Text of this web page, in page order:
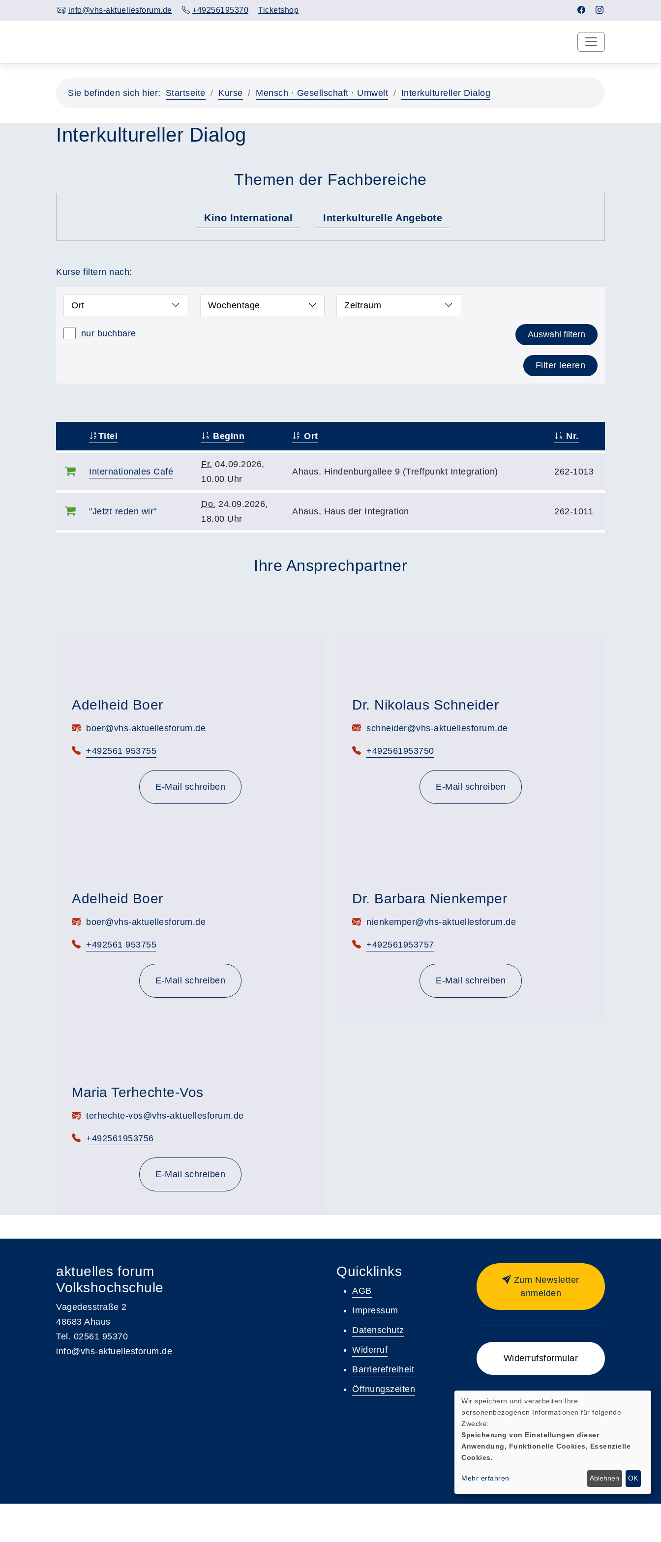
info@vhs-aktuellesforum.de +49256195370 Ticketshop
Sie befinden sich hier: Startseite Kurse Mensch · Gesellschaft · Umwelt Interkultureller Dialog
Interkultureller Dialog
Themen der Fachbereiche
Kino International Interkulturelle Angebote
Kurse filtern nach:
Ort Wochentage Zeitraum
nur buchbare Auswahl filtern
Filter leeren
Titel Beginn Ort Nr.
Internationales Café
Fr. 04.09.2026,
10.00 Uhr
Ahaus, Hindenburgallee 9 (Treffpunkt Integration) 262-1013
"Jetzt reden wir"
Do. 24.09.2026,
18.00 Uhr
Ahaus, Haus der Integration 262-1011
Ihre Ansprechpartner
Adelheid Boer
E-Mail:boer@vhs-aktuellesforum.de
Telefon:
+492561 953755
E-Mail schreiben
Dr. Nikolaus Schneider
E-Mail:schneider@vhs-aktuellesforum.de
Telefon:
+492561953750
E-Mail schreiben
Adelheid Boer
E-Mail:boer@vhs-aktuellesforum.de
Telefon:
+492561 953755
E-Mail schreiben
Dr. Barbara Nienkemper
E-Mail:nienkemper@vhs-aktuellesforum.de
Telefon:
+492561953757
E-Mail schreiben
Maria Terhechte-Vos
E-Mail:terhechte-vos@vhs-aktuellesforum.de
Telefon:
+492561953756
E-Mail schreiben
aktuelles forum
Volkshochschule
Vagedesstraße 2
48683 Ahaus
Tel. 02561 95370
info@vhs-aktuellesforum.de
Quicklinks
AGB
Impressum
Datenschutz
Widerruf
Barrierefreiheit
Öffnungszeiten
Zum Newsletter
anmelden
Widerrufsformular
Zum Ticketshop
Facebook Instagram
Wir speichern und verarbeiten Ihre
personenbezogenen Informationen für folgende
Zwecke:
Speicherung von Einstellungen dieser
Anwendung, Funktionelle Cookies, Essenzielle
Cookies.
Mehr erfahren Ablehnen OK